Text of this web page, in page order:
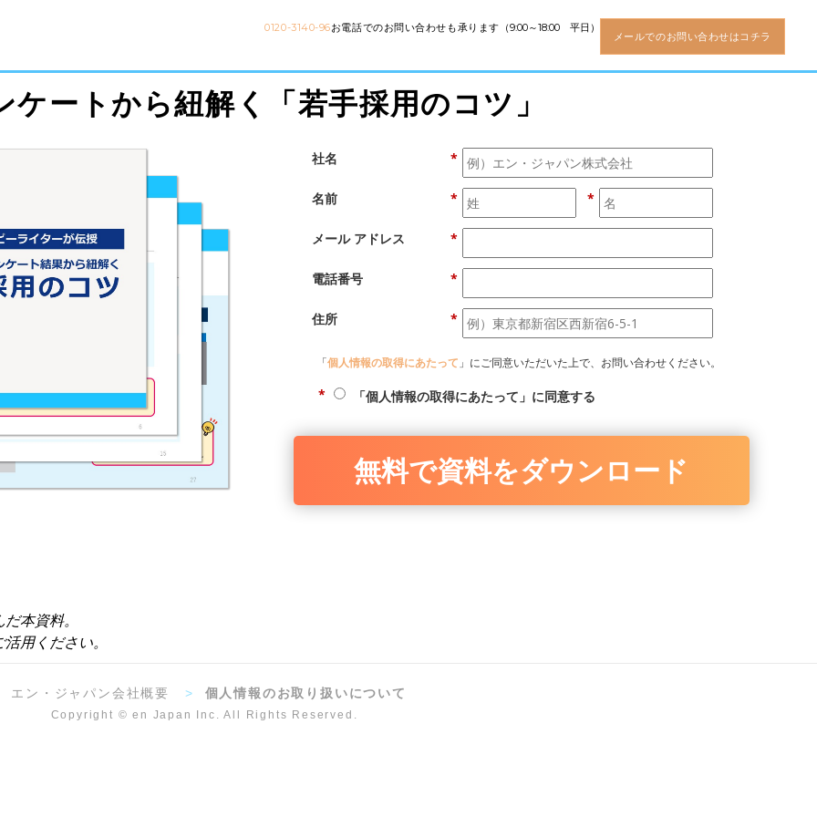
0120-3140-96お電話でのお問い合わせも承ります （9:00～18:00 平日）
メールでのお問い合わせはコチラ
ケートから紐解く「若手採用のコツ」
本資料。
用ください。
*
社名
*
名前 *
*
メール アドレス
*
電話番号
*
住所
「個人情報の取得にあたって 」にご同意いただいた上で、お問い合わせください。
* 「個人情報の取得にあたって」に同意する
無料で資料をダウンロード
エン・ジャパン会社概要 > 個人情報のお取り扱いについて
Copyright © en Japan Inc. All Rights Reserved.